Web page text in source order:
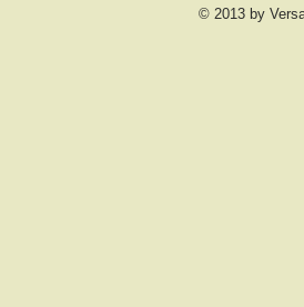
© 2013 by